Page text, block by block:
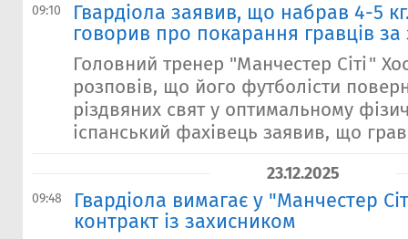
09:10
Гвардіола заявив, що набрав 4-5
говорив про покарання гравців за
Головний тренер "Манчестер Сіті"
розповів, що його футболісти
різдвяних свят у оптимальному
іспанський фахівець заявив, що
23.12.2025
09:48
Гвардіола вимагає у "Манчестер
контракт із захисником